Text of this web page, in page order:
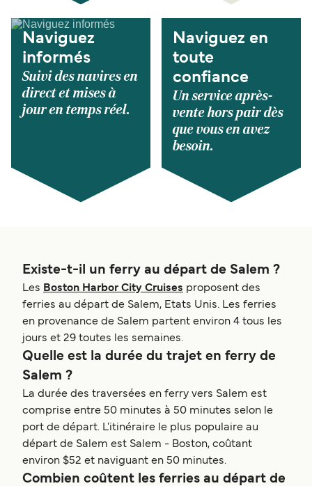
Naviguez
informés
Suivi des navires en
direct et mises à
jour en temps réel.
Naviguez en
toute
confiance
Un service après-
vente hors pair dès
que vous en avez
besoin.
Existe-t-il un ferry au départ de Salem ?
Les Boston Harbor City Cruises proposent des
ferries au départ de Salem, Etats Unis. Les ferries
en provenance de Salem partent environ 4 tous les
jours et 29 toutes les semaines.
Quelle est la durée du trajet en ferry de
Salem ?
La durée des traversées en ferry vers Salem est
comprise entre 50 minutes à 50 minutes selon le
port de départ. L'itinéraire le plus populaire au
départ de Salem est Salem - Boston, coûtant
environ $52 et naviguant en 50 minutes.
Combien coûtent les ferries au départ de